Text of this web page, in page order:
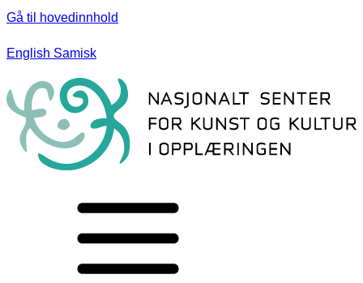
Gå til hovedinnhold
English Samisk